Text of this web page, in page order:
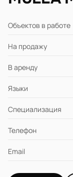
Объектов в работе
На продажу
В аренду
Языки
Специализация
Телефон
Email